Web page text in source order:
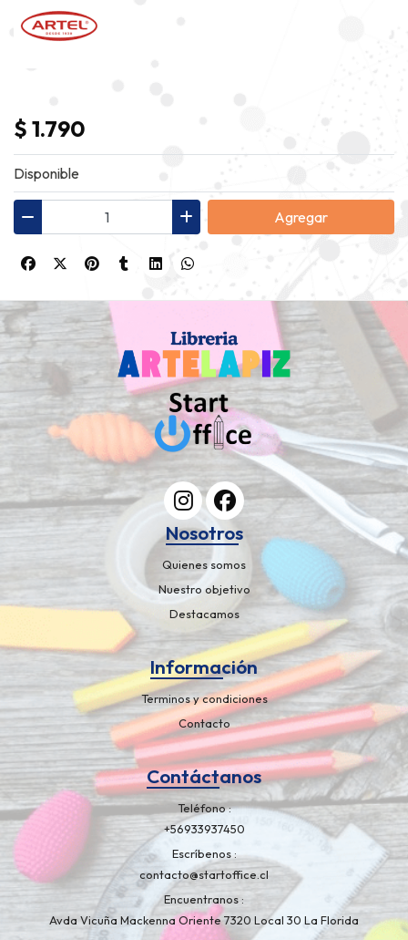
$ 1.790
Disponible
Agregar
Nosotros
Quienes somos
Nuestro objetivo
Destacamos
Información
Terminos y condiciones
Contacto
Contáctanos
Teléfono
+56933937450
Escríbenos
contacto@startoffice.cl
Encuentranos
Avda Vicuña Mackenna Oriente 7320 Local 30 La Florida